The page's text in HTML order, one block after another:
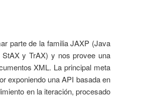
parte de la familia JAXP (Java
y TrAX) y nos provee una
XML. La principal meta
exponiendo una API basada en
en la iteración, procesado